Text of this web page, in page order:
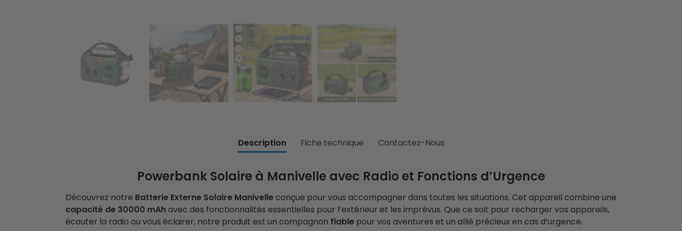
Description Fiche technique Contactez-Nous
Powerbank Solaire à Manivelle avec Radio et Fonctions d’Urgence
Découvrez notre Batterie Externe Solaire Manivelle conçue pour vous accompagner dans toutes les situations. Cet appareil combine une
capacité de 30000 mAhavec des fonctionnalités essentielles pour l’extérieur et les imprévus. Que ce soit pour recharger vos appareils,
écouter la radio ou vous éclairer, notre produit est un compagnon fiable pour vos aventures et un allié précieux en cas d’urgence.